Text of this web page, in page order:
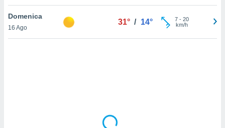
a piè
del
Domenica
16 Ago
31° / 14° 7- 20
km/h